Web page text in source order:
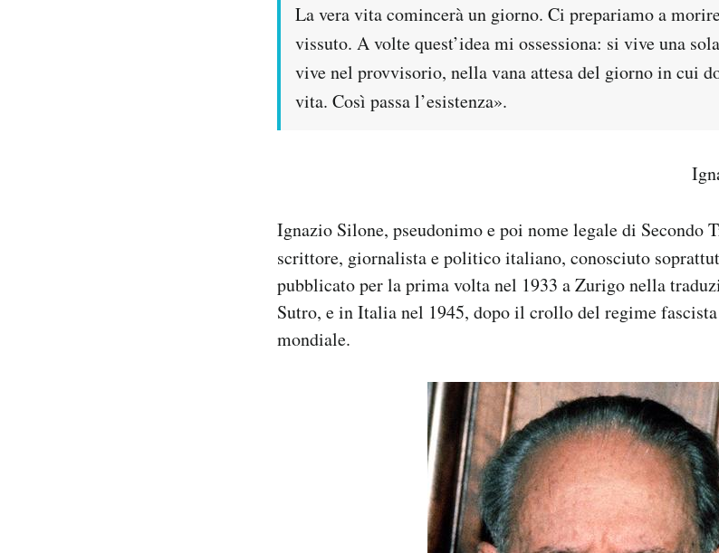
La vera vita comincerà un giorno. Ci prepariamo a
vissuto. A volte quest’idea mi ossessiona: si vive una
vive nel provvisorio, nella vana attesa del giorno in cui
vita. Così passa l’esistenza».
Ignazio Silone, pseudonimo e poi nome legale di Secondo
scrittore, giornalista e politico italiano, conosciuto
pubblicato per la prima volta nel 1933 a Zurigo nella
Sutro, e in Italia nel 1945, dopo il crollo del regime
mondiale.